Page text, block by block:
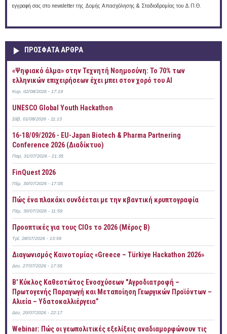
εγγραφή σας στο newsletter της Δομής Απασχόλησης & Σταδιοδρομίας του Δ.Π.Θ.
ΠΡOΣΦΑΤΑ AΡΘΡΑ
«Ψηφιακό άλμα» στην Τεχνητή Νοημοσύνη: Το 70% των
ελληνικών επιχειρήσεων έχει μπει στον χορό του AI
Κυρ, 02/08/2026 - 17:19
UNESCO Global Youth Hackathon
Σάβ, 01/08/2026 - 11:13
16-18/09/2026 - EU-Japan Biotech & Pharma Partnering
Conference 2026 (Διαδίκτυο)
Παρ, 31/07/2026 - 21:35
FinQuest 2026
Πέμ, 30/07/2026 - 17:05
Πώς ένα πλακάκι συνδέεται με την κβαντική κρυπτογραφία
Πέμ, 30/07/2026 - 11:59
Προοπτικές για τους CIOs το 2026 (Μέρος Β)
Τρί, 28/07/2026 - 13:59
Διαγωνισμός Καινοτομίας «Greece – Türkiye Hackathon 2026»
Δευ, 27/07/2026 - 17:55
B' Κύκλος Καθεστώτος Ενοσχύσεων "Αγροδιατροφή –
Πρωτογενής Παραγωγή και Μεταποίηση Γεωργικών Προϊόντων –
Αλιεία – Υδατοκαλλιέργεια”
Δευ, 20/07/2026 - 22:17
Webinar: Πώς οι γεωπολιτικές εξελίξεις αναδιαμορφώνουν τις